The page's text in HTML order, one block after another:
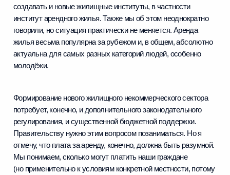
создавать и новые жилищные институты, в частности
институт арендного жилья. Также мы об этом неоднократно
говорили, но ситуация практически не меняется. Аренда
жилья весьма популярна за рубежом и, в общем, абсолютно
актуальна для самых разных категорий людей, особенно
молодёжи.
Формирование нового жилищного некоммерческого сектора
потребует, конечно, и дополнительного законодательного
регулирования, и существенной бюджетной поддержки.
Правительству нужно этим вопросом позаниматься. Но я
отмечу, что плата за аренду, конечно, должна быть разумной.
Мы понимаем, сколько могут платить наши граждане
(но применительно к условиям конкретной местности, потому